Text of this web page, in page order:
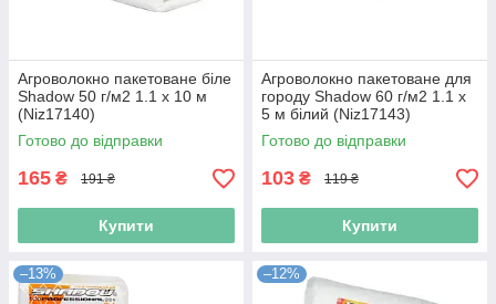
Агроволокно пакетоване біле
Shadow 50 г/м2 1.1 х 10 м
(Niz17140)
Готово до відправки
165 ₴ 191 ₴
Купити
Агроволокно пакетоване для
городу Shadow 60 г/м2 1.1 х
5 м білий (Niz17143)
Готово до відправки
103 ₴ 119 ₴
Купити
–13% –12%